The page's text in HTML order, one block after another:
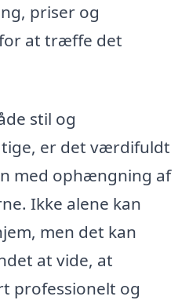
priser og
at træffe det
stil og
er det værdifuldt
med ophængning af
Ikke alene kan
men det kan
at vide, at
professionelt og